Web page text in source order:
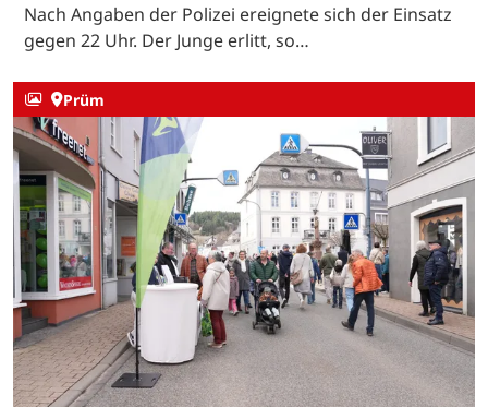
Nach Angaben der Polizei ereignete sich der Einsatz
gegen 22 Uhr. Der Junge erlitt, so…
Prüm